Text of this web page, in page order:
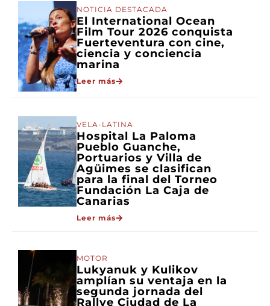
NOTICIA DESTACADA
El International Ocean
Film Tour 2026 conquista
Fuerteventura con cine,
ciencia y conciencia
marina
Leer más
VELA-LATINA
Hospital La Paloma
Pueblo Guanche,
Portuarios y Villa de
Agüimes se clasifican
para la final del Torneo
Fundación La Caja de
Canarias
Leer más
MOTOR
Lukyanuk y Kulikov
amplían su ventaja en la
segunda jornada del
Rallye Ciudad de La